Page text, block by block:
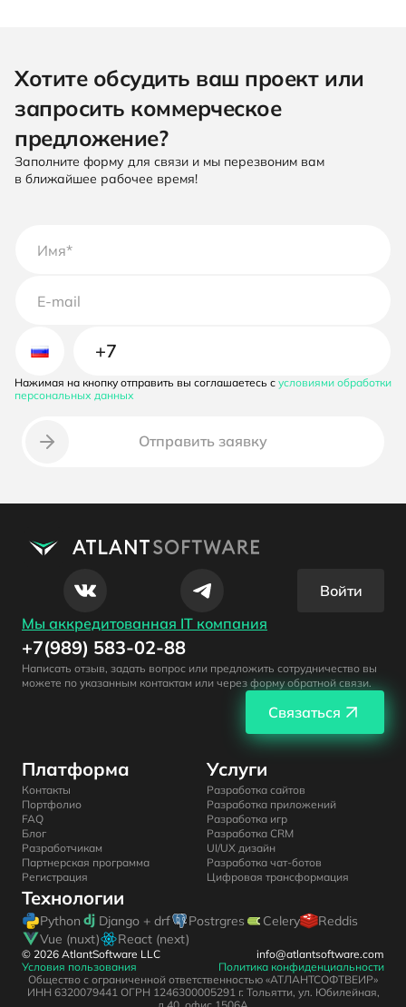
Хотите обсудить ваш проект или
запросить коммерческое
предложение?
Заполните форму для связи и мы перезвоним вам
в ближайшее рабочее время!
Неверный номер телефона
Нажимая на кнопку отправить вы соглашаетесь с условиями обработки
персональных данных
Отправить заявку
Войти
Мы аккредитованная IT компания
+7(989) 583-02-88
Написать отзыв, задать вопрос или предложить сотрудничество вы
можете по указанным контактам или через форму обратной связи.
Связаться
Платформа
Контакты
Портфолио
FAQ
Блог
Разработчикам
Партнерская программа
Регистрация
Услуги
Разработка сайтов
Разработка приложений
Разработка игр
Разработка CRM
UI/UX дизайн
Разработка чат-ботов
Цифровая трансформация
Технологии
Python Django + drf Postrgres Celery
Reddis
Vue (nuxt)
React (next)
© 2026 AtlantSoftware LLC
info@atlantsoftware.com
Условия пользования
Политика конфиденциальности
Общество с ограниченной ответственностью «АТЛАНТСОФТВЕИР»
ИНН 6320079441 ОГРН 1246300005291 г. Тольятти, ул. Юбилейная,